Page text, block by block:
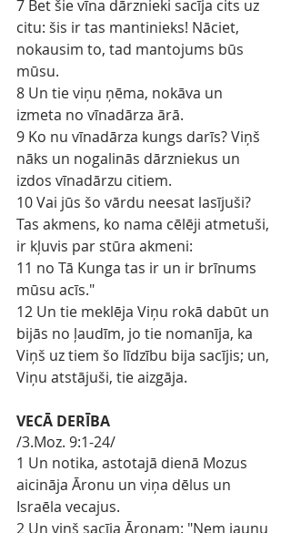
7 Bet šie vīna dārznieki sacīja cits uz
citu: šis ir tas mantinieks! Nāciet,
nokausim to, tad mantojums būs
mūsu.
8 Un tie viņu ņēma, nokāva un
izmeta no vīnadārza ārā.
9 Ko nu vīnadārza kungs darīs? Viņš
nāks un nogalinās dārzniekus un
izdos vīnadārzu citiem.
10 Vai jūs šo vārdu neesat lasījuši?
Tas akmens, ko nama cēlēji atmetuši,
ir kļuvis par stūra akmeni:
11 no Tā Kunga tas ir un ir brīnums
mūsu acīs."
12 Un tie meklēja Viņu rokā dabūt un
bijās no ļaudīm, jo tie nomanīja, ka
Viņš uz tiem šo līdzību bija sacījis; un,
Viņu atstājuši, tie aizgāja.
VECĀ DERĪBA
/3.Moz. 9:1-24/
1 Un notika, astotajā dienā Mozus
aicināja Āronu un viņa dēlus un
Israēla vecajus.
2 Un viņš sacīja Āronam: "Ņem jaunu